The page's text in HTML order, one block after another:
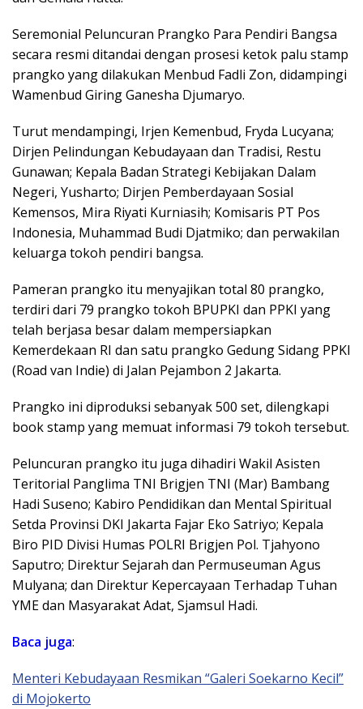
Seremonial Peluncuran Prangko Para Pendiri Bangsa
secara resmi ditandai dengan prosesi ketok palu stamp
prangko yang dilakukan Menbud Fadli Zon, didampingi
Wamenbud Giring Ganesha Djumaryo.
Turut mendampingi, Irjen Kemenbud, Fryda Lucyana;
Dirjen Pelindungan Kebudayaan dan Tradisi, Restu
Gunawan; Kepala Badan Strategi Kebijakan Dalam
Negeri, Yusharto; Dirjen Pemberdayaan Sosial
Kemensos, Mira Riyati Kurniasih; Komisaris PT Pos
Indonesia, Muhammad Budi Djatmiko; dan perwakilan
keluarga tokoh pendiri bangsa.
Pameran prangko itu menyajikan total 80 prangko,
terdiri dari 79 prangko tokoh BPUPKI dan PPKI yang
telah berjasa besar dalam mempersiapkan
Kemerdekaan RI dan satu prangko Gedung Sidang PPKI
(Road van Indie) di Jalan Pejambon 2 Jakarta.
Prangko ini diproduksi sebanyak 500 set, dilengkapi
book stamp yang memuat informasi 79 tokoh tersebut.
Peluncuran prangko itu juga dihadiri Wakil Asisten
Teritorial Panglima TNI Brigjen TNI (Mar) Bambang
Hadi Suseno; Kabiro Pendidikan dan Mental Spiritual
Setda Provinsi DKI Jakarta Fajar Eko Satriyo; Kepala
Biro PID Divisi Humas POLRI Brigjen Pol. Tjahyono
Saputro; Direktur Sejarah dan Permuseuman Agus
Mulyana; dan Direktur Kepercayaan Terhadap Tuhan
YME dan Masyarakat Adat, Sjamsul Hadi.
Baca juga:
Menteri Kebudayaan Resmikan “Galeri Soekarno Kecil”
di Mojokerto